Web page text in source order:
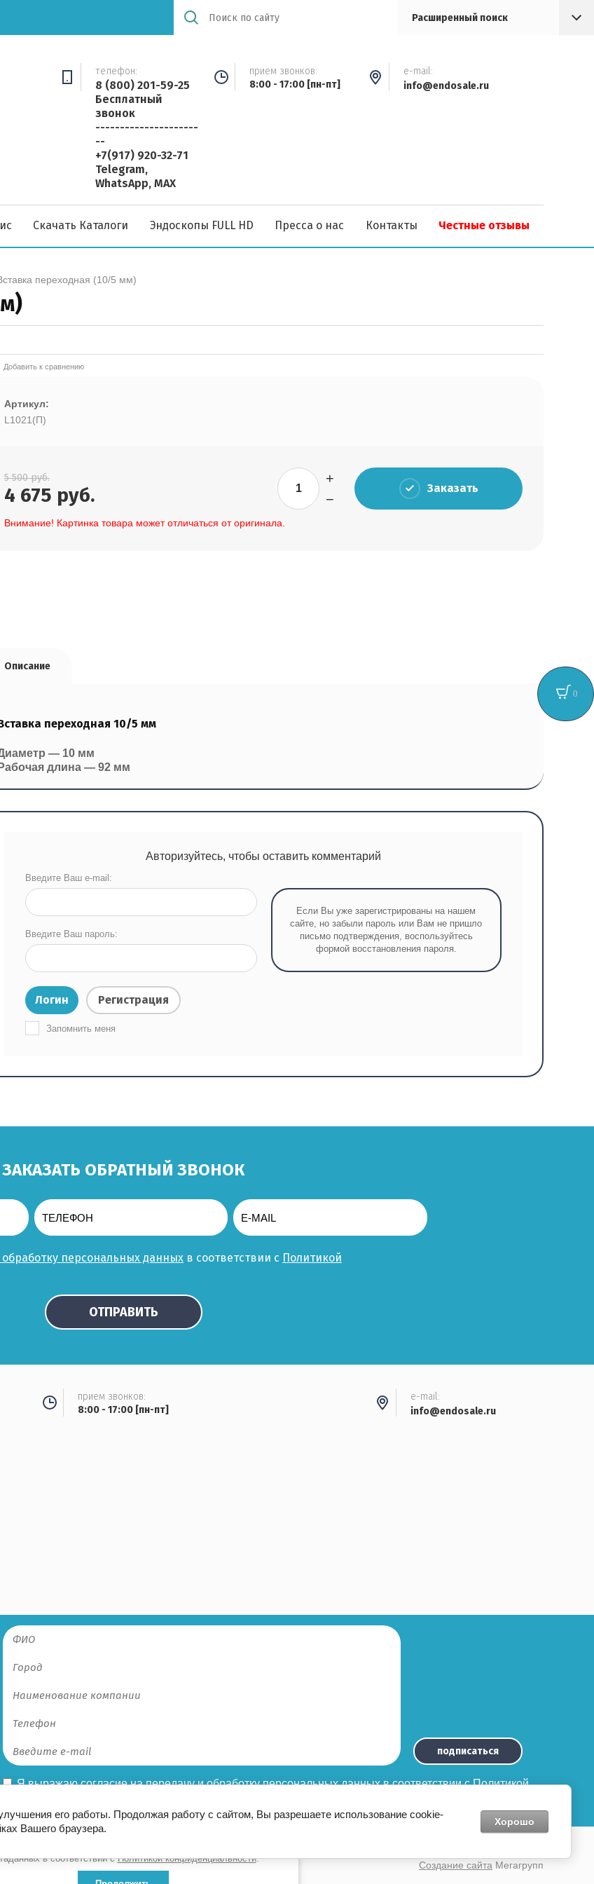
0
Расширенный поиск
телефон:
8 (800) 201-59-25
Бесплатный
звонок
---------------------
--
+7(917) 920-32-71
Telegram,
WhatsApp, MAX
прием звонков:
8:00 - 17:00 [пн-пт]
e-mail:
info@endosale.ru
Скачать Каталоги Эндоскопы FULL HD Пресса о нас Контакты Честные отзывы
Вставка переходная (10/5 мм)
Добавить к сравнению
Артикул:
L1021(П)
5 500руб.
4 675 руб. −
+
Заказать
Внимание! Картинка товара может отличаться от оригинала.
Описание
переходная 10/5 мм
— 10 мм
Рабочая длина — 92 мм
Авторизуйтесь, чтобы оставить комментарий
Если Вы уже зарегистрированы на нашем
сайте, но забыли пароль или Вам не пришло
письмо подтверждения, воспользуйтесь
формой восстановления пароля.
Введите Ваш e-mail:
Введите Ваш пароль:
Логин Регистрация
Запомнить меня
ЗАКАЗАТЬ ОБРАТНЫЙ ЗВОНОК
обработку персональных данных в соответствии с Политикой
ОТПРАВИТЬ
прием звонков:
8:00 - 17:00 [пн-пт]
e-mail:
info@endosale.ru
Я выражаюсогласие на передачу и обработку персональных данныхв соответствии сПолитикой
подписаться
Создание сайта Мегагрупп
сайт использует файлы cookie и метаданные. Продолжая
в соответствии сПолитикой конфиденциальности.
его работы. Продолжая работу с сайтом, Вы разрешаете использование cookie-
Вашего браузера.
Хорошо